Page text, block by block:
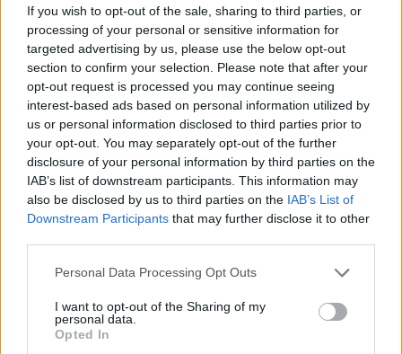
If you wish to opt-out of the sale, sharing to third parties, or
processing of your personal or sensitive information for
targeted advertising by us, please use the below opt-out
section to confirm your selection. Please note that after your
opt-out request is processed you may continue seeing
interest-based ads based on personal information utilized by
us or personal information disclosed to third parties prior to
your opt-out. You may separately opt-out of the further
disclosure of your personal information by third parties on the
IAB’s list of downstream participants. This information may
also be disclosed by us to third parties on the IAB’s List of
Downstream Participants that may further disclose it to other
Please note that this website/app uses one or more Google
not limited to your visit or usage behaviour. You may click to
grant or deny consent to Google and its third-party tags to
use your data for below specified purposes in below Google
Personal Data Processing Opt Outs
I want to opt-out of the Sharing of my
personal data.
Opted In
AUTORE